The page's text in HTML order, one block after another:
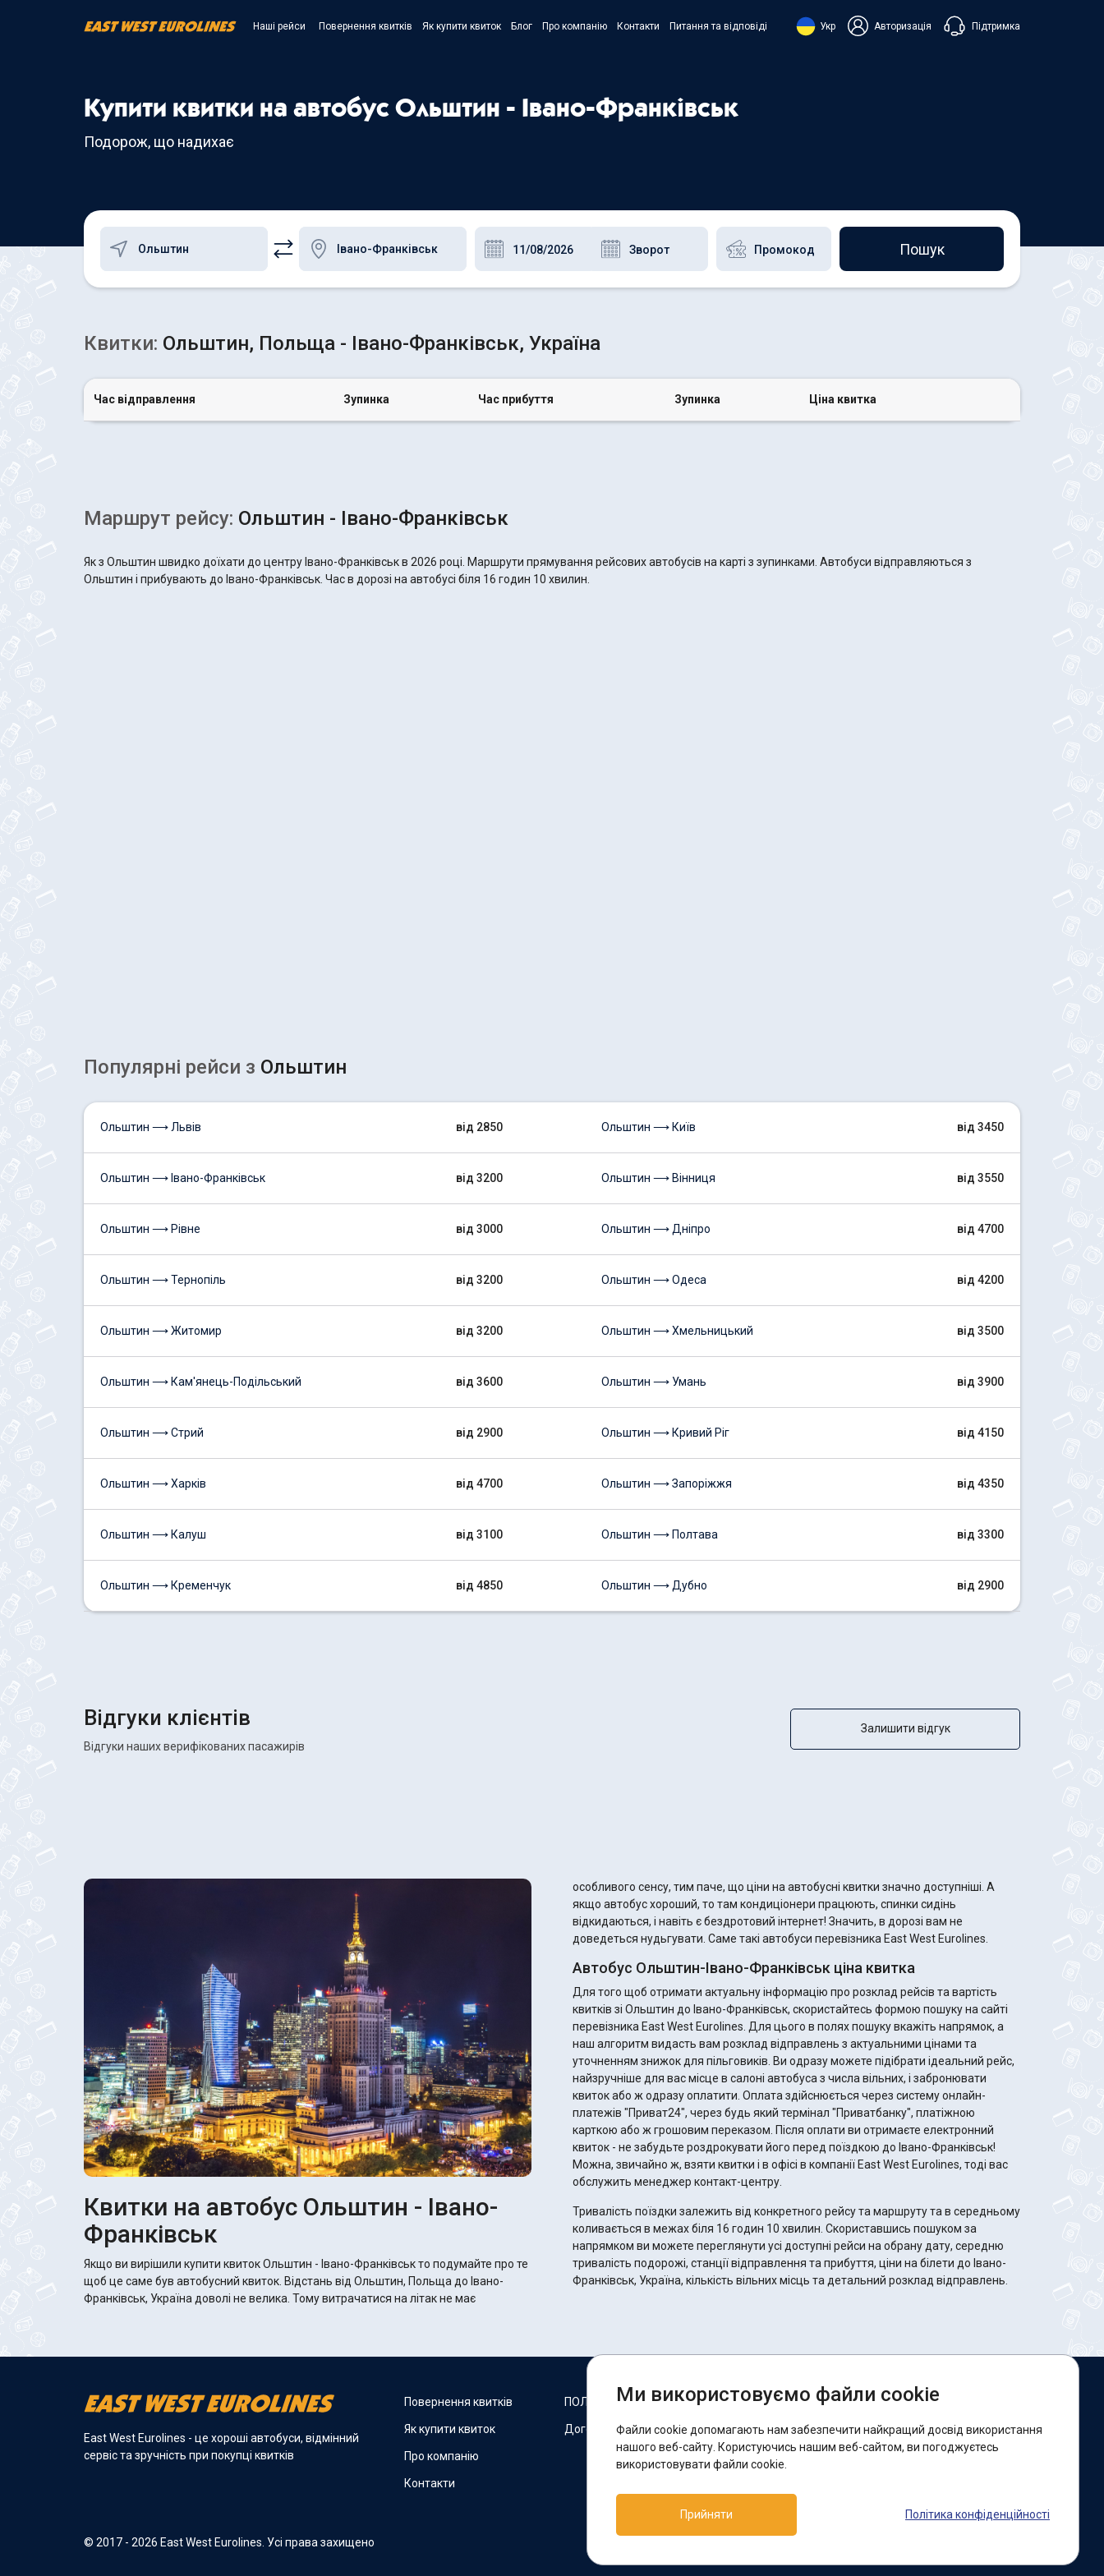
Наші рейси Повернення квитків Як купити квиток Блог Про компанію Контакти Питання та відповіді Укр Авторизація Підтримка
Чат в Messenger
Купити квитки на автобус Ольштин - Івано-Франківськ
Подорож, що надихає
Пошук
Квитки: Ольштин, Польща - Івано-Франківськ, Україна
Час відправлення Зупинка Час прибуття Зупинка Ціна квитка
Маршрут рейсу: Ольштин - Івано-Франківськ
Як з Ольштин швидко доїхати до центру Івано-Франківськ в 2026 році. Маршрути прямування рейсових автобусів на карті з зупинками. Автобуси відправляються з
Ольштин і прибувають до Івано-Франківськ. Час в дорозі на автобусі біля 16 годин 10 хвилин.
Популярні рейcи з Ольштин
Ольштин ⟶ Львів від 2850
Ольштин ⟶ Івано-Франківськ від 3200
Ольштин ⟶ Рівне від 3000
Ольштин ⟶ Тернопіль від 3200
Ольштин ⟶ Житомир від 3200
Ольштин ⟶ Кам'янець-Подільський від 3600
Ольштин ⟶ Стрий від 2900
Ольштин ⟶ Харків від 4700
Ольштин ⟶ Калуш від 3100
Ольштин ⟶ Кременчук від 4850
Ольштин ⟶ Київ від 3450
Ольштин ⟶ Вінниця від 3550
Ольштин ⟶ Дніпро від 4700
Ольштин ⟶ Одеса від 4200
Ольштин ⟶ Хмельницький від 3500
Ольштин ⟶ Умань від 3900
Ольштин ⟶ Кривий Ріг від 4150
Ольштин ⟶ Запоріжжя від 4350
Ольштин ⟶ Полтава від 3300
Ольштин ⟶ Дубно від 2900
Відгуки клієнтів
Відгуки наших верифікованих пасажирів
Залишити відгук
Квитки на автобус Ольштин - Івано-
Франківськ
Якщо ви вирішили купити квиток Ольштин - Івано-Франківськ то подумайте про те
щоб це саме був автобусний квиток. Відстань від Ольштин, Польща до Івано-
Франківськ, Україна доволі не велика. Тому витрачатися на літак не має
особливого сенсу, тим паче, що ціни на автобусні квитки значно доступніші. А
якщо автобус хороший, то там кондиціонери працюють, спинки сидінь
відкидаються, і навіть є бездротовий інтернет! Значить, в дорозі вам не
доведеться нудьгувати. Саме такі автобуси перевізника East West Eurolines.
Автобус Ольштин-Івано-Франківськ ціна квитка
Для того щоб отримати актуальну інформацію про розклад рейсів та вартість
квитків зі Ольштин до Івано-Франківськ, скористайтесь формою пошуку на сайті
перевізника East West Eurolines. Для цього в полях пошуку вкажіть напрямок, а
наш алгоритм видасть вам розклад відправлень з актуальними цінами та
уточненням знижок для пільговиків. Ви одразу можете підібрати ідеальний рейс,
найзручніше для вас місце в салоні автобуса з числа вільних, і забронювати
квиток або ж одразу оплатити. Оплата здійснюється через систему онлайн-
платежів "Приват24", через будь який термінал "Приватбанку", платіжною
карткою або ж грошовим переказом. Після оплати ви отримаєте електронний
квиток - не забудьте роздрокувати його перед поїздкою до Івано-Франківськ!
Можна, звичайно ж, взяти квитки і в офісі в компанії East West Eurolines, тоді вас
обслужить менеджер контакт-центру.
Тривалість поїздки залежить від конкретного рейсу та маршруту та в середньому
коливається в межах біля 16 годин 10 хвилин. Скориставшись пошуком за
напрямком ви можете переглянути усі доступні рейси на обрану дату, середню
тривалість подорожі, станції відправлення та прибуття, ціни на білети до Івано-
Франківськ, Україна, кількість вільних місць та детальний розклад відправлень.
East West Eurolines - це хороші автобуси, відмінний
сервіс та зручність при покупці квитків
© 2017 - 2026 East West Eurolines. Усі права захищено
Повернення квитків
Як купити квиток
Про компанію
Контакти
ПОЛІТИКА COOKIES
Договір оферти
Ми в соцмережах:
Facebook
Підтримка:
Telegram-бот
Ми використовуємо файли cookie
Файли cookie допомагають нам забезпечити найкращий досвід використання
нашого веб-сайту. Користуючись нашим веб-сайтом, ви погоджуєтесь
використовувати файли cookie.
Прийняти Політика конфіденційності